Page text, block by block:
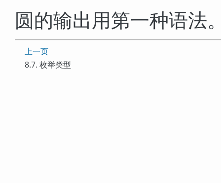
圆的输出用第一种语法
上一页
8.7. 枚举类型